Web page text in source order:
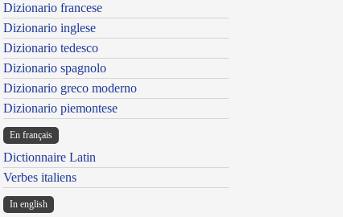
Dizionario francese
Dizionario inglese
Dizionario tedesco
Dizionario spagnolo
Dizionario greco moderno
Dizionario piemontese
En français
Dictionnaire Latin
Verbes italiens
In english